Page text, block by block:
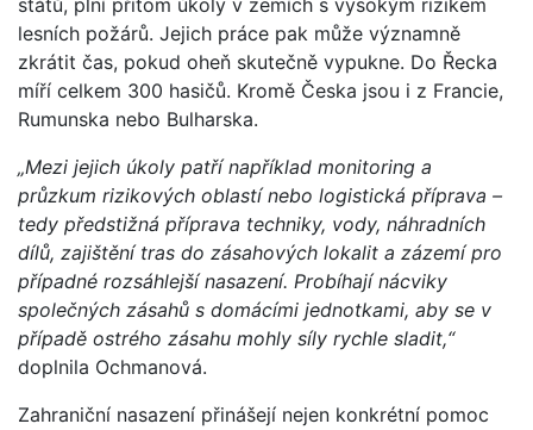
států, plní přitom úkoly v zemích s vysokým rizikem
lesních požárů. Jejich práce pak může významně
zkrátit čas, pokud oheň skutečně vypukne. Do Řecka
míří celkem 300 hasičů. Kromě Česka jsou i z Francie,
Rumunska nebo Bulharska.
„Mezi jejich úkoly patří například monitoring a
průzkum rizikových oblastí nebo logistická příprava –
tedy předstižná příprava techniky, vody, náhradních
dílů, zajištění tras do zásahových lokalit a zázemí pro
případné rozsáhlejší nasazení. Probíhají nácviky
společných zásahů s domácími jednotkami, aby se v
případě ostrého zásahu mohly síly rychle sladit,“
doplnila Ochmanová.
Zahraniční nasazení přinášejí nejen konkrétní pomoc